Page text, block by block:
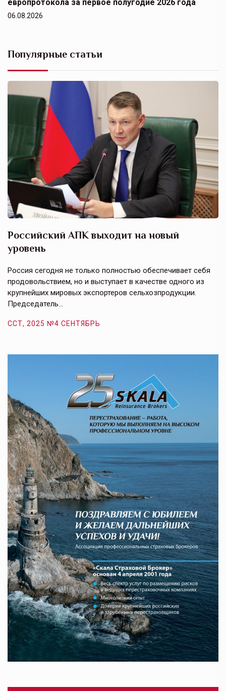
европротокола за первое полугодие 2026 года
06.08.2026
Популярные статьи
Российский АПК выходит на новый
уровень
Россия сегодня не только полностью обеспечивает себя
продовольствием, но и выступает в качестве одного из
крупнейших мировых экспортеров сельхозпродукции.
Председатель…
ССТ, 2025 №4 СЕНТЯБРЬ